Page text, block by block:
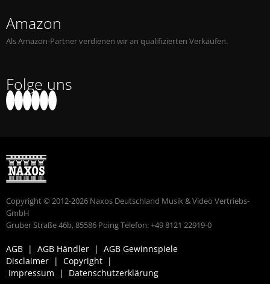
Amazon
Als Amazon-Partner verdienen wir an qualifizierten Verkäufen.
Folge uns
Copyright © 2012-2026 Naxos Deutschland Musik & Video Vertriebs-
GmbH
Gruber Straße 46b, 85586 Poing Telefon: +49 8121 22919-0
AGB | AGB Händler | AGB Gewinnspiele
Disclaimer | Copyright |
Impressum
| Datenschutzerklärung